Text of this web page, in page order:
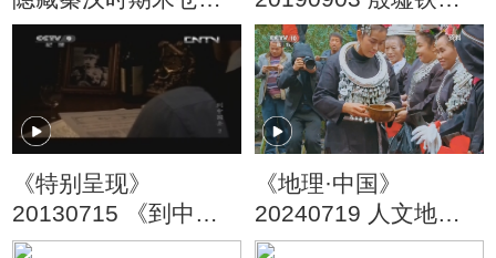
道遗迹
亚长大墓探秘 （四）
《特别呈现》
20130715 《到中国
去》系列 莫理循
《地理·中国》
20240719 人文地理
探秘6